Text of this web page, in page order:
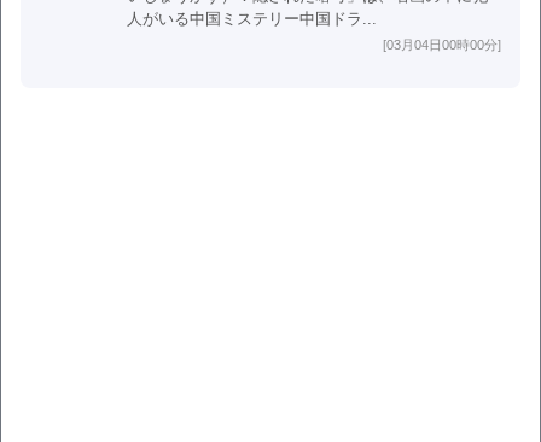
人がいる中国ミステリー中国ドラ...
[03月04日00時00分]